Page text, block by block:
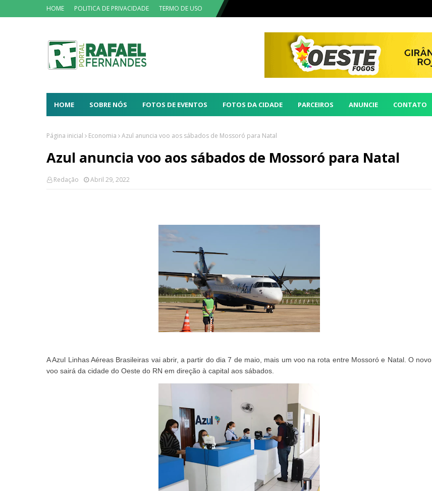
HOME POLITICA DE PRIVACIDADE TERMO DE USO
HOME SOBRE NÓS FOTOS DE EVENTOS FOTOS DA CIDADE PARCEIROS ANUNCIE CONTATO
Página inicial Economia Azul anuncia voo aos sábados de Mossoró para Natal
Azul anuncia voo aos sábados de Mossoró para Natal
Redação Abril 29, 2022
A Azul Linhas Aéreas Brasileiras vai abrir, a partir do dia 7 de maio, mais um voo na rota entre Mossoró e Natal. O novo
voo sairá da cidade do Oeste do RN em direção à capital aos sábados.